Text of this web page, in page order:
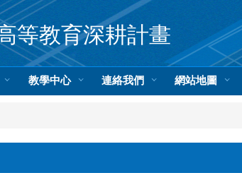
等教育深耕計畫
教學中心 連絡我們 網站地圖